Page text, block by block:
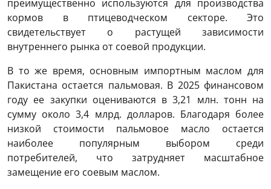
преимущественно используются для производства
кормов в птицеводческом секторе. Это
свидетельствует о растущей зависимости
внутреннего рынка от соевой продукции.
В то же время, основным импортным маслом для
Пакистана остается пальмовая. В 2025 финансовом
году ее закупки оцениваются в 3,21 млн. тонн на
сумму около 3,4 млрд. долларов. Благодаря более
низкой стоимости пальмовое масло остается
наиболее популярным выбором среди
потребителей, что затрудняет масштабное
замещение его соевым маслом.